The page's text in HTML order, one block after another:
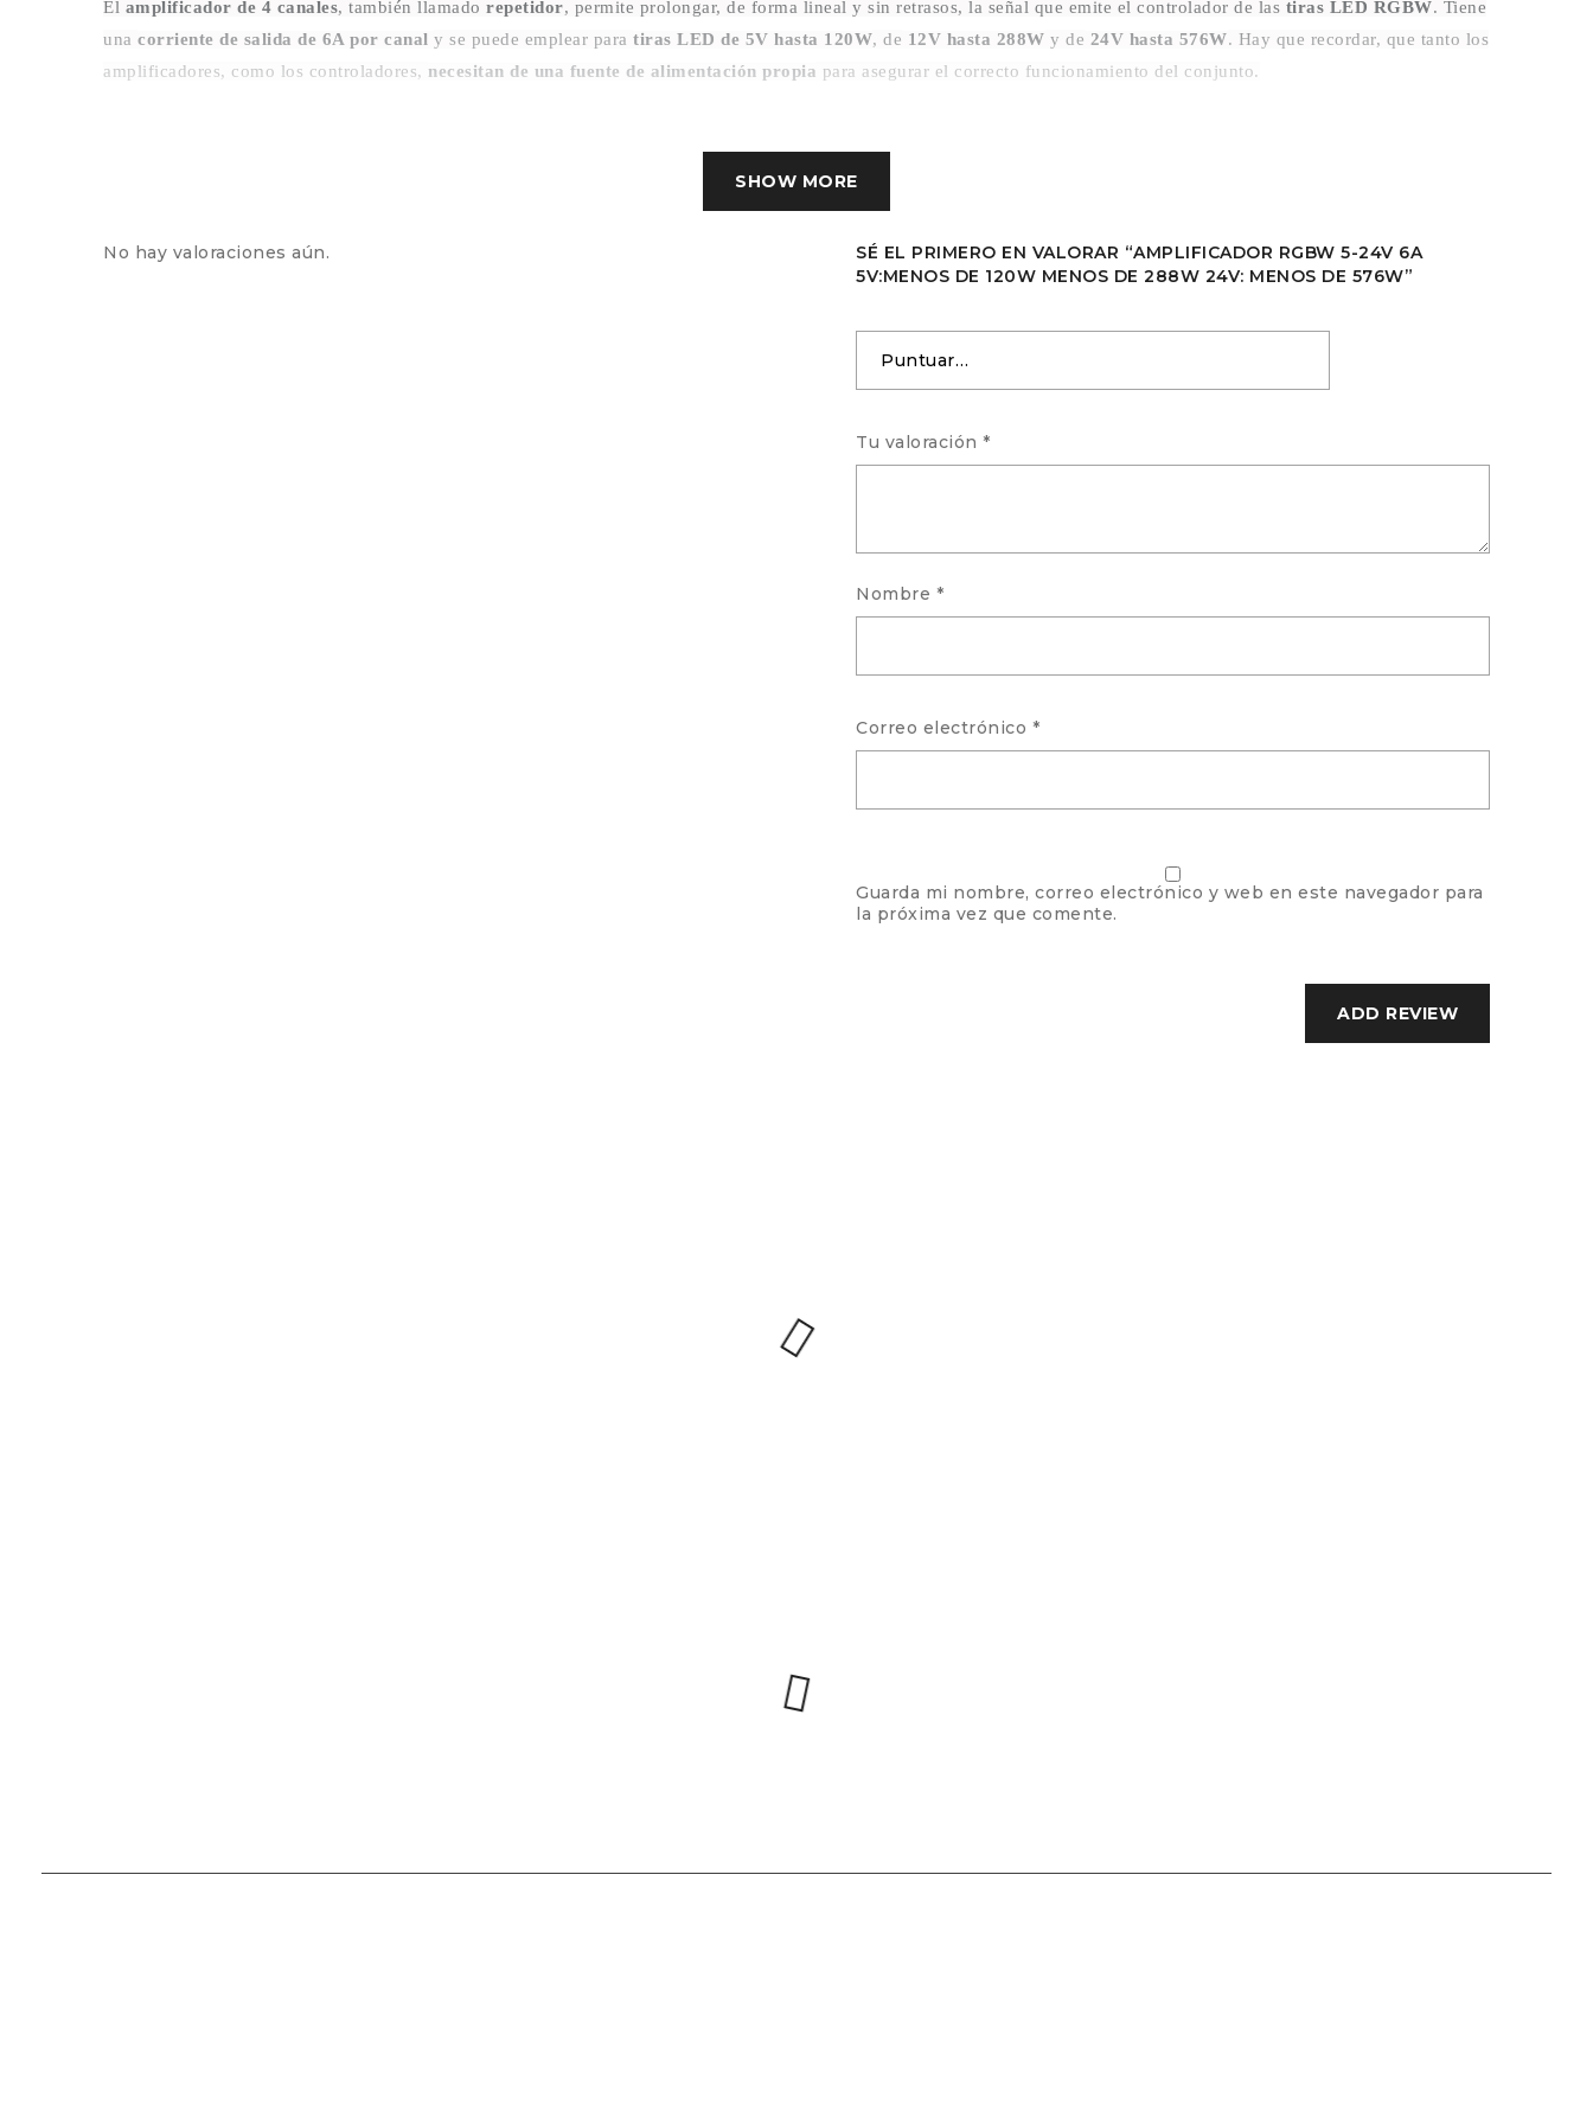
El amplificador de 4 canales, también llamado repetidor, permite prolongar, de forma lineal y sin retrasos, la señal que emite el controlador de las tiras LED RGBW. Tiene
una corriente de salida de 6A por canal y se puede emplear para tiras LED de 5V hasta 120W, de 12V hasta 288W y de 24V hasta 576W. Hay que recordar, que tanto los
amplificadores, como los controladores, necesitan de una fuente de alimentación propia para asegurar el correcto funcionamiento del conjunto.
SHOW MORE
No hay valoraciones aún.
SÉ EL PRIMERO EN VALORAR “AMPLIFICADOR RGBW 5-24V 6A
5V:MENOS DE 120W MENOS DE 288W 24V: MENOS DE 576W”
Tu valoración *
Nombre *
Correo electrónico *
Guarda mi nombre, correo electrónico y web en este navegador para
la próxima vez que comente.